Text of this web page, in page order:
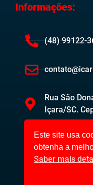
Informações:
(48) 99122-
Rua São
Içara/SC.
Este site usa
obtenha a
Saber mais